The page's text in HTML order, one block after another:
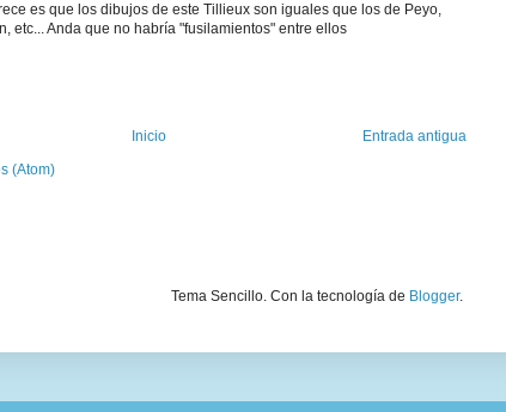
es que los dibujos de este Tillieux son iguales que los de Peyo,
etc... Anda que no habría "fusilamientos" entre ellos
Entrada antigua
Inicio
(Atom)
Tema Sencillo. Con la tecnología de Blogger.